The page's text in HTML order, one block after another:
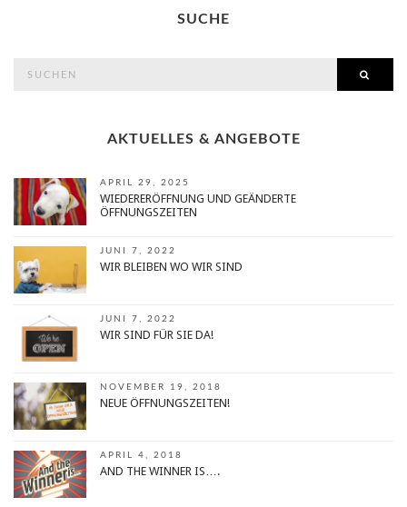
SUCHE
AKTUELLES & ANGEBOTE
APRIL 29, 2025
WIEDERERÖFFNUNG UND GEÄNDERTE
ÖFFNUNGSZEITEN
JUNI 7, 2022
WIR BLEIBEN WO WIR SIND
JUNI 7, 2022
WIR SIND FÜR SIE DA!
NOVEMBER 19, 2018
NEUE ÖFFNUNGSZEITEN!
APRIL 4, 2018
AND THE WINNER IS….